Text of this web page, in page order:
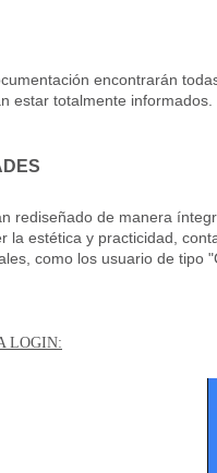
encontrarán
estar totalmente informados.
rediseñado de manera
la estética y practicidad,
como los usuario de tipo
LOGIN: